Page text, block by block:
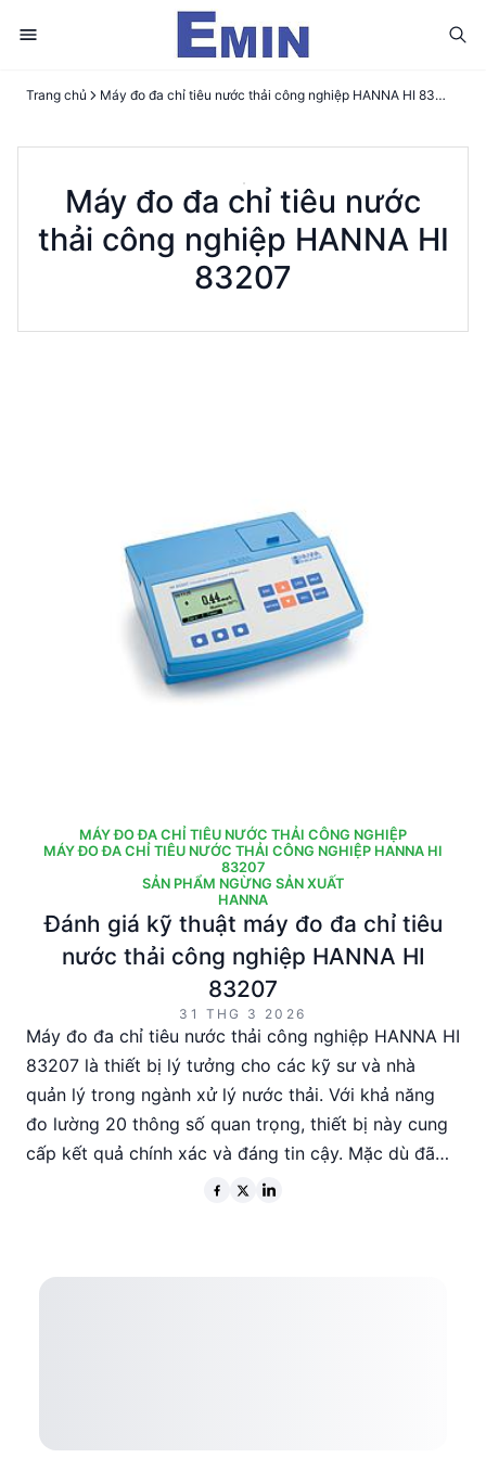
Trang chủ Máy đo đa chỉ tiêu nước thải công nghiệp HANNA HI 83207
Máy đo đa chỉ tiêu nước
thải công nghiệp HANNA HI
83207
MÁY ĐO ĐA CHỈ TIÊU NƯỚC THẢI CÔNG NGHIỆP
MÁY ĐO ĐA CHỈ TIÊU NƯỚC THẢI CÔNG NGHIỆP HANNA HI
83207
SẢN PHẨM NGỪNG SẢN XUẤT
HANNA
Đánh giá kỹ thuật máy đo đa chỉ tiêu
nước thải công nghiệp HANNA HI
83207
31 THG 3 2026
Máy đo đa chỉ tiêu nước thải công nghiệp HANNA HI
83207 là thiết bị lý tưởng cho các kỹ sư và nhà
quản lý trong ngành xử lý nước thải. Với khả năng
đo lường 20 thông số quan trọng, thiết bị này cung
cấp kết quả chính xác và đáng tin cậy. Mặc dù đã
ngừng sản xuất, HI 83207 vẫn nổi bật với hệ thống